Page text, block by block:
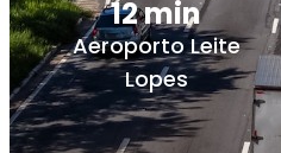
12 min
Aeroporto Leite
Lopes